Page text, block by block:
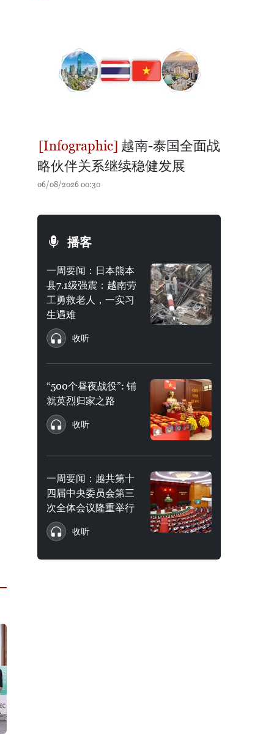
越南-泰国全面战
略伙伴关系继续稳健发展
06/08/2026 00:30
播客
一周要闻：日本熊本
县7.1级强震：越南劳
工勇救老人，一实习
生遇难
收听
“500个昼夜战役”: 铺
就英烈归家之路
收听
一周要闻：越共第十
四届中央委员会第三
次全体会议隆重举行
收听